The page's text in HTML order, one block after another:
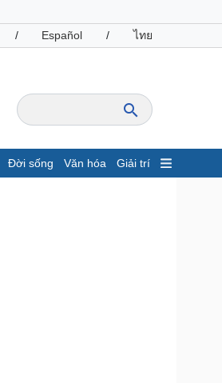
/ Español / ไทย
Đời sống Văn hóa Giải trí